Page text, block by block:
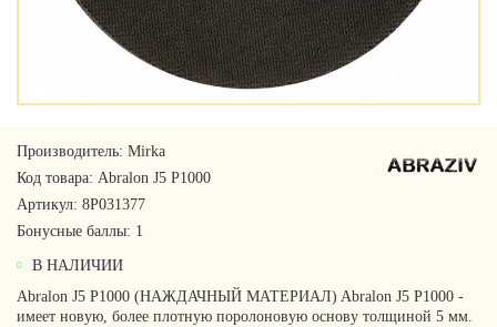
Производитель: Mirka
Код товара: Abralon J5 P1000
Артикул: 8P031377
Бонусные баллы: 1
В НАЛИЧИИ
Abralon J5 P1000 (НАЖДАЧНЫЙ МАТЕРИАЛ) Abralon J5 P1000 -
имеет новую, более плотную поролоновую основу толщиной 5 мм.